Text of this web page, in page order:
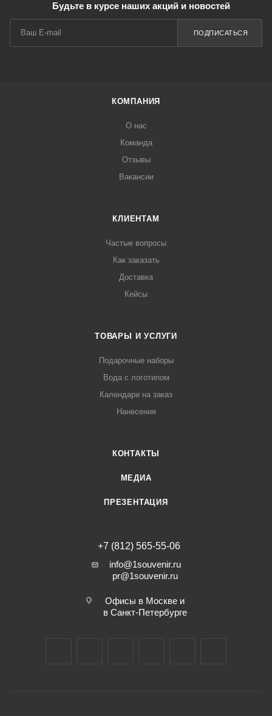
Будьте в курсе наших акций и новостей
ПОДПИСАТЬСЯ
КОМПАНИЯ
О нас
Команда
Отзывы
Вакансии
КЛИЕНТАМ
Частые вопросы
Как заказать
Доставка
Кейсы
ТОВАРЫ И УСЛУГИ
Подарочные наборы
Вода с логотипом
Календари на заказ
Нанесения
КОНТАКТЫ
МЕДИА
ПРЕЗЕНТАЦИЯ
+7 (812) 565-55-06
info@1souvenir.ru
pr@1souvenir.ru
Офисы в Москве и
в Санкт-Петербурге